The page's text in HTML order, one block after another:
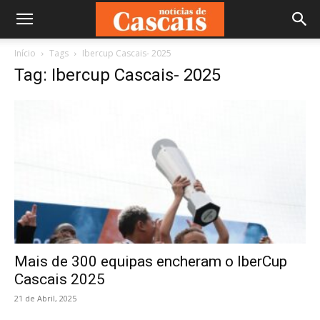
Início Tags Ibercup Cascais- 2025
Tag: Ibercup Cascais- 2025
Mais de 300 equipas encheram o IberCup
Cascais 2025
21 de Abril, 2025